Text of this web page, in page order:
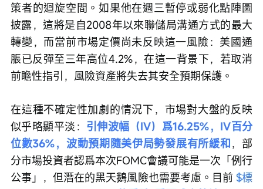
策者的迴旋空間。如果他在週三暫停或弱化點陣圖
披露，這將是自2008年以來聯儲局溝通方式的最大
轉變，而當前市場定價尚未反映這一風險：美國通
脹已反彈至三年高位4.2%，在這一背景下，若取消
前瞻性指引，風險資產將失去其安全預期保護。
在這種不確定性加劇的情況下，市場對大盤的反映
似乎略顯平淡： 引伸波幅（IV）爲16.25%，IV百分
位數36%，波動預期隨美伊局勢發展有所緩和，部
分市場投資者認爲本次FOMC會議可能是一次「例行
公事」，但潛在的黑天鵝風險也需要考慮。目前 $標